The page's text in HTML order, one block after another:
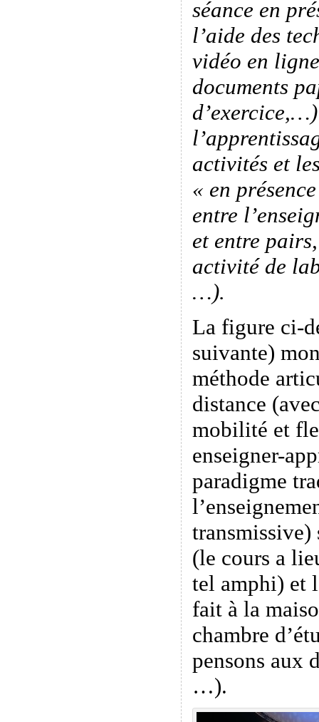
séance en
l’aide des
vidéo en
documents
activités et
« en
entre
et entre
activité de
…).
La figure ci-
suivante)
méthode
distance
mobilité et
enseigner-
paradigme
transmissive)
(le cours a
tel amphi) et
fait à la
chambre
pensons aux
…).